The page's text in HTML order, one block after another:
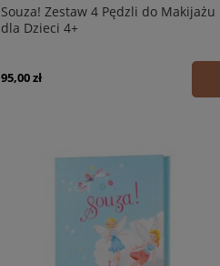
Souza! Zestaw 4 Pędzli do Makijażu
dla Dzieci 4+
95,00 zł